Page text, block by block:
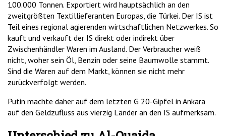
100.000 Tonnen. Exportiert wird hauptsächlich an den
zweitgrößten Textillieferanten Europas, die Türkei. Der IS ist
Teil eines regional agierenden wirtschaftlichen Netzwerkes. So
kauft und verkauft der IS direkt oder indirekt über
Zwischenhändler Waren im Ausland. Der Verbraucher weiß
nicht, woher sein Öl, Benzin oder seine Baumwolle stammt.
Sind die Waren auf dem Markt, können sie nicht mehr
zurückverfolgt werden.
Putin machte daher auf dem letzten G 20-Gipfel in Ankara
auf den Geldzufluss aus vierzig Länder an den IS aufmerksam.